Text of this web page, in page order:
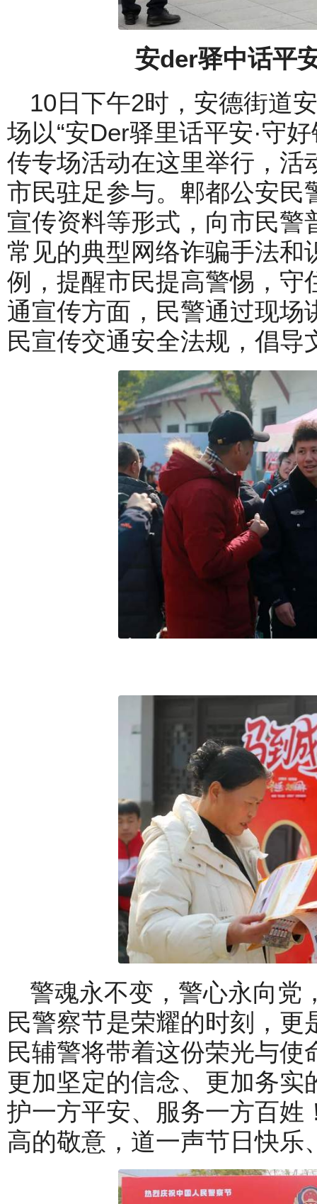
安der驿中话平
10日下午2时，安德街道
场以“安Der驿里话平安·守
传专场活动在这里举行，活
市民驻足参与。郫都公安民
宣传资料等形式，向市民警
常见的典型网络诈骗手法和
例，提醒市民提高警惕，守
通宣传方面，民警通过现场
民宣传交通安全法规，倡导
警魂永不变，警心永向党
民警察节是荣耀的时刻，
民辅警将带着这份荣光与
更加坚定的信念、更加务实
护一方平安、服务一方百姓
高的敬意，道一声节日快乐